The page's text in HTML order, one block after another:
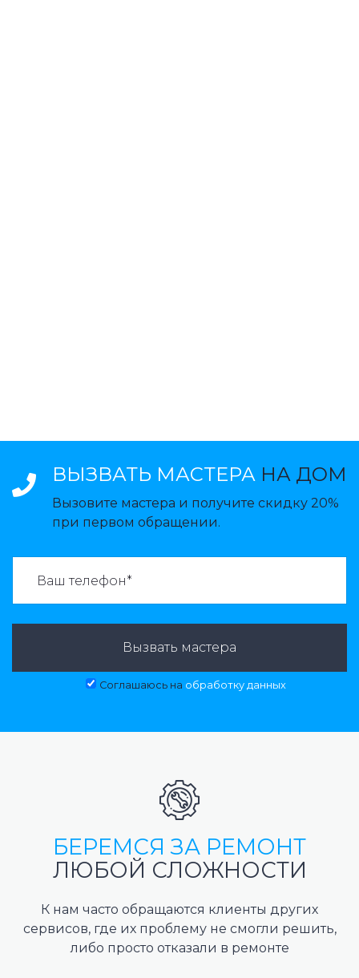
ВЫЗВАТЬ МАСТЕРА НА ДОМ
Вызовите мастера и получите скидку 20%
при первом обращении.
Вызвать мастера
Соглашаюсь на обработку данных
БЕРЕМСЯ ЗА РЕМОНТ
ЛЮБОЙ СЛОЖНОСТИ
К нам часто обращаются клиенты других
сервисов, где их проблему не смогли решить,
либо просто отказали в ремонте